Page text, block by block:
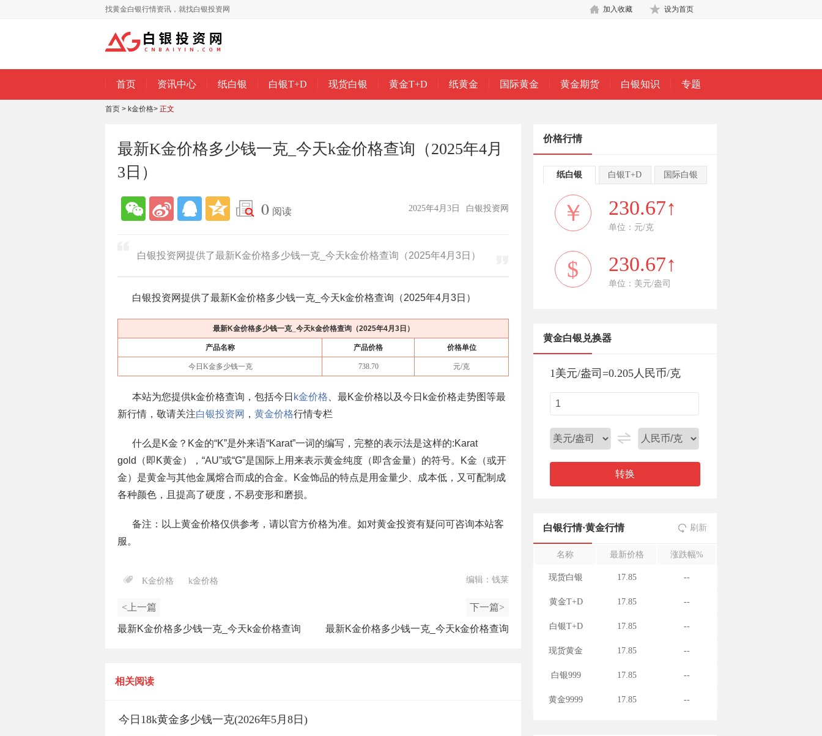
找黄金白银行情资讯，就找白银投资网 设为首页
加入收藏
首页 资讯中心 纸白银 白银T+D 现货白银 黄金T+D 纸黄金 国际黄金 黄金期货 白银知识 专题
首页 > k金价格> 正文
最新K金价格多少钱一克_今天k金价格查询（2025年4月
3日）
0 阅读 白银投资网
2025年4月3日
白银投资网提供了最新K金价格多少钱一克_今天k金价格查询（2025年4月3日）
白银投资网提供了最新K金价格多少钱一克_今天k金价格查询（2025年4月3日 ）
最新K金价格多少钱一克_今天k金价格查询（2025年4月3日 ）
产品名称 产品价格 价格单位
今日K金多少钱一克 738.70 元/克
本站为您提供k金价格查询，包括今日 k金价格 、最K金价格以及今日k金价格走势图等最
新行情，敬请关注白银投资网 ， 黄金价格行情专栏
什么是K金？K金的“K”是外来语“Karat”一词的编写，完整的表示法是这样的:Karat
gold（即K黄金），“AU”或“G”是国际上用来表示黄金纯度（即含金量）的符号。K金（或开
金）是黄金与其他金属熔合而成的合金。K金饰品的特点是用金量少、成本低，又可配制成
各种颜色，且提高了硬度，不易变形和磨损。
备注：以上黄金价格仅供参考，请以官方价格为准。如对黄金投资有疑问可咨询本站客
服。
K金价格 k金价格 编辑：钱莱
<上一篇
最新K金价格多少钱一克_今天k金价格查询
下一篇>
最新K金价格多少钱一克_今天k金价格查询
相关阅读
今日18k黄金多少钱一克(2026年5月8日)
价格行情
纸白银 白银T+D 国际白银
￥ 230.67↑
单位：元/克
$ 230.67↑
单位：美元/盎司
黄金白银兑换器
1美元/盎司 =0.205人民币/克
转换
白银行情·黄金行情 刷新
名称 最新价格 涨跌幅%
现货白银 17.85 --
黄金T+D 17.85 --
白银T+D 17.85 --
现货黄金 17.85 --
白银999 17.85 --
黄金9999 17.85 --